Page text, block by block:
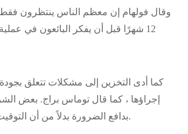
وقال فولهام إن معظم الناس ينتظرون
12 شهرًا قبل أن يفكر البائعون في
كما أدى التخزين إلى مشكلات تتعلق
إجراؤها ، كما قال توماس براج. بعض
بدافع الضرورة بدلاً من أن التوقيت مثالي ، أكد تومي.